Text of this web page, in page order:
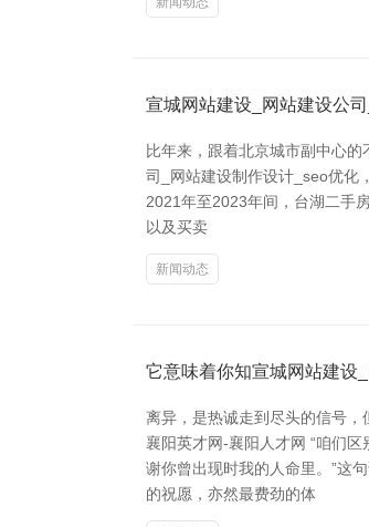
宣城网站建设_网站建设公
比年来，跟着北京城市副中心
司_网站建设制作设计_seo优化
2021年至2023年间，台湖二手
以及买卖
新闻动态
它意味着你知宣城网站建设
离异，是热诚走到尽头的信号
襄阳英才网-襄阳人才网 “咱们
谢你曾出现时我的人命里。”这
的祝愿，亦然最费劲的体